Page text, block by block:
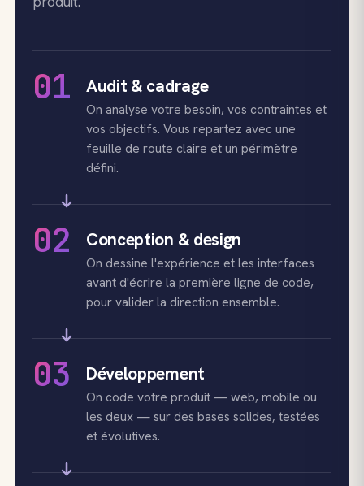
01 Audit & cadrage
On analyse votre besoin, vos contraintes et
vos objectifs. Vous repartez avec une
feuille de route claire et un périmètre
défini.
02 Conception & design
On dessine l'expérience et les interfaces
avant d'écrire la première ligne de code,
pour valider la direction ensemble.
03 Développement
On code votre produit — web, mobile ou
les deux — sur des bases solides, testées
et évolutives.